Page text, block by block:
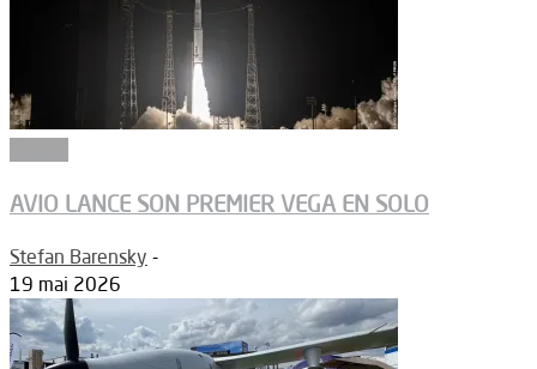
AVIO LANCE SON PREMIER VEGA EN SOLO
Stefan Barensky -
19 mai 2026